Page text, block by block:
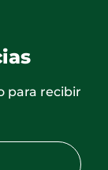
para recibir